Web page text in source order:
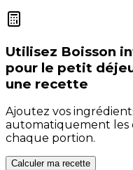
Utilisez Boisson
pour le petit
une recette
Ajoutez vos
automatiquement les
chaque portion.
Calculer ma recette